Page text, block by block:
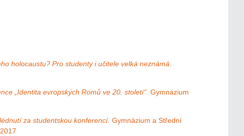
holocaustu? Pro studenty i učitele velká neznámá
„Identita evropských Romů ve 20. století“ . Gymnázium
za studentskou konferencí. Gymnázium a Střední